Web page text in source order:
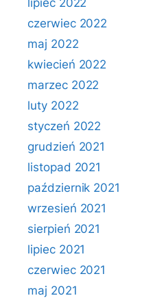
lipiec 2022
czerwiec 2022
maj 2022
kwiecień 2022
marzec 2022
luty 2022
styczeń 2022
grudzień 2021
listopad 2021
październik 2021
wrzesień 2021
sierpień 2021
lipiec 2021
czerwiec 2021
maj 2021